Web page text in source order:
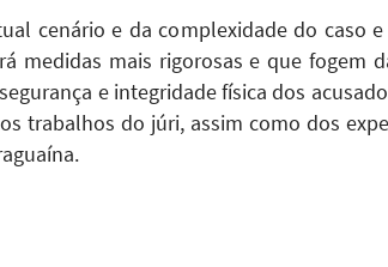
cenário e da complexidade do caso
medidas mais rigorosas e que fogem
e integridade física dos
trabalhos do júri, assim como dos